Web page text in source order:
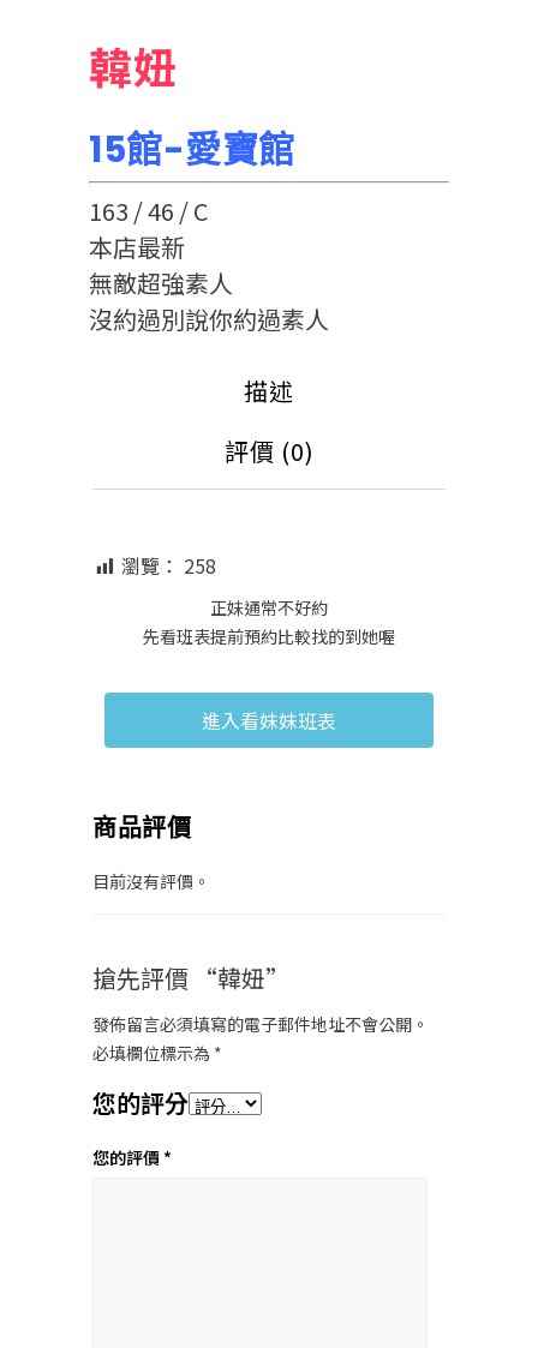
韓妞
15館-愛寶館
163 / 46 / C
本店最新
無敵超強素人
沒約過別說你約過素人
描述
評價 (0)
瀏覽： 258
正妹通常不好約
先看班表提前預約比較找的到她喔
進入看妹妹班表
商品評價
目前沒有評價。
搶先評價 “韓妞”
發佈留言必須填寫的電子郵件地址不會公開。
必填欄位標示為 *
您的評分
您的評價 *